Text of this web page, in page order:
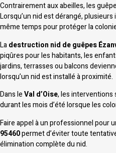
Contrairement aux abeilles, les
Lorsqu’un nid est dérangé,
même temps pour protéger la
Ladestruction nid de guêpes
piqûres pour les habitants, les
jardins, terrasses ou balcons
lorsqu’un nid est installé à proximité.
Dans leVal d’Oise, les
durant les mois d’été lorsque les
Faire appel à un professionnel pour
95460permet d’éviter toute
élimination complète du nid.